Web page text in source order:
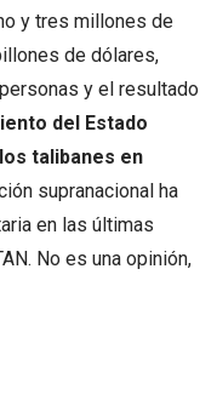
y tres millones de
de dólares,
y el resultado
del Estado
talibanes en
supranacional ha
en las últimas
No es una opinión,